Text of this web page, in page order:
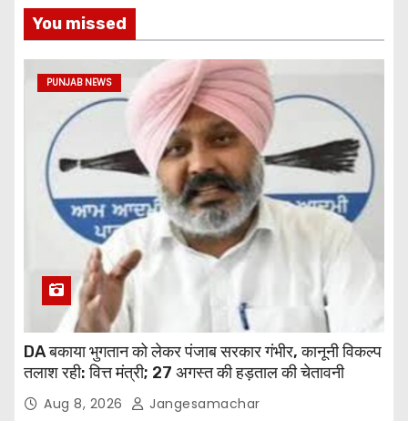
You missed
PUNJAB NEWS
DA बकाया भुगतान को लेकर पंजाब सरकार गंभीर, कानूनी विकल्प
तलाश रही: वित्त मंत्री; 27 अगस्त की हड़ताल की चेतावनी
Aug 8, 2026 Jangesamachar